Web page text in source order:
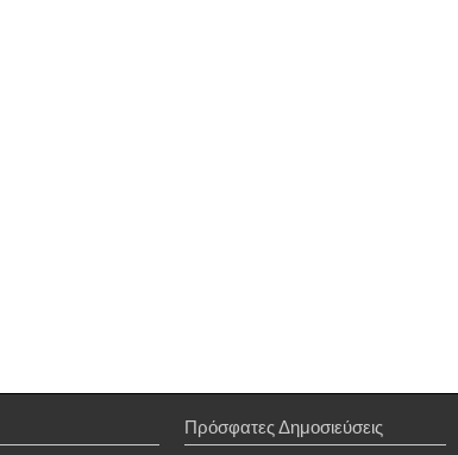
Πρόσφατες Δημοσιεύσεις